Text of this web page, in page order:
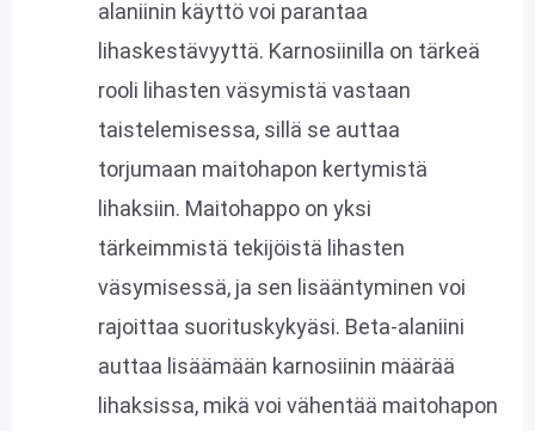
alaniinin käyttö voi parantaa
lihaskestävyyttä. Karnosiinilla on tärkeä
rooli lihasten väsymistä vastaan
taistelemisessa, sillä se auttaa
torjumaan maitohapon kertymistä
lihaksiin. Maitohappo on yksi
tärkeimmistä tekijöistä lihasten
väsymisessä, ja sen lisääntyminen voi
rajoittaa suorituskykyäsi. Beta-alaniini
auttaa lisäämään karnosiinin määrää
lihaksissa, mikä voi vähentää maitohapon